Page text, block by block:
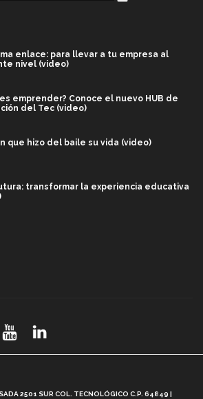
enlace: para llevar a tu empresa al
nivel (video)
emprender? Conoce el nuevo HUB de
del Tec (video)
que hizo del baile su vida (video)
transformar la experiencia educativa
2501 SUR COL. TECNOLÓGICO C.P. 64849 |